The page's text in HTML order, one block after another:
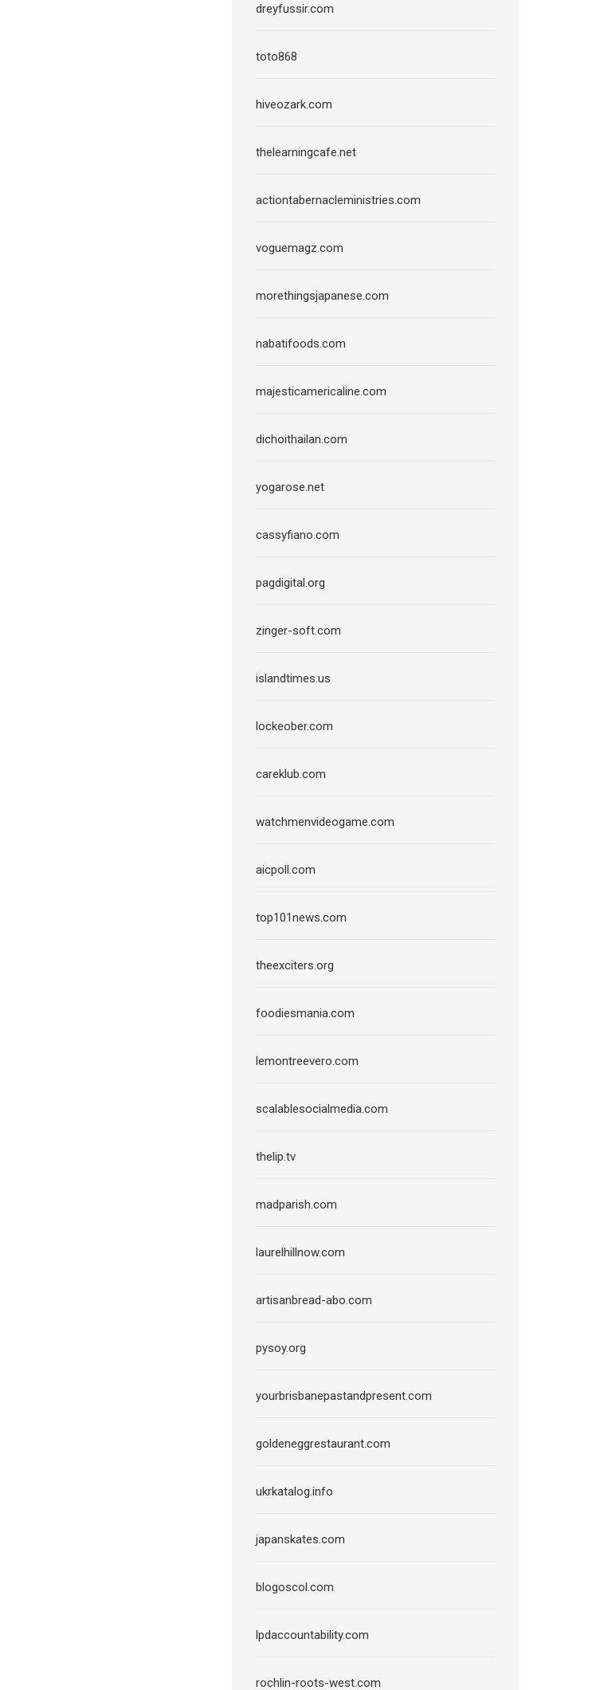
dreyfussir.com
toto868
hiveozark.com
thelearningcafe.net
actiontabernacleministries.com
voguemagz.com
morethingsjapanese.com
nabatifoods.com
majesticamericaline.com
dichoithailan.com
yogarose.net
cassyfiano.com
pagdigital.org
zinger-soft.com
islandtimes.us
lockeober.com
careklub.com
watchmenvideogame.com
aicpoll.com
top101news.com
theexciters.org
foodiesmania.com
lemontreevero.com
scalablesocialmedia.com
thelip.tv
madparish.com
laurelhillnow.com
artisanbread-abo.com
pysoy.org
yourbrisbanepastandpresent.com
goldeneggrestaurant.com
ukrkatalog.info
japanskates.com
blogoscol.com
lpdaccountability.com
rochlin-roots-west.com